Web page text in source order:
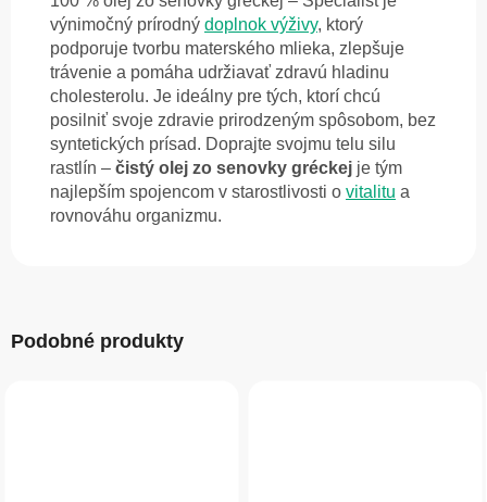
výnimočný prírodný doplnok výživy, ktorý
podporuje tvorbu materského mlieka, zlepšuje
trávenie a pomáha udržiavať zdravú hladinu
cholesterolu. Je ideálny pre tých, ktorí chcú
posilniť svoje zdravie prirodzeným spôsobom, bez
syntetických prísad. Doprajte svojmu telu silu
rastlín – čistý olej zo senovky gréckej je tým
najlepším spojencom v starostlivosti o vitalitu a
rovnováhu organizmu.
Podobné produkty